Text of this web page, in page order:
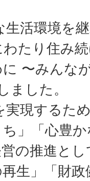
生活環境を
たり住み
〜みんな
ました。
実現するた
」「心豊
の推進と
生」「財